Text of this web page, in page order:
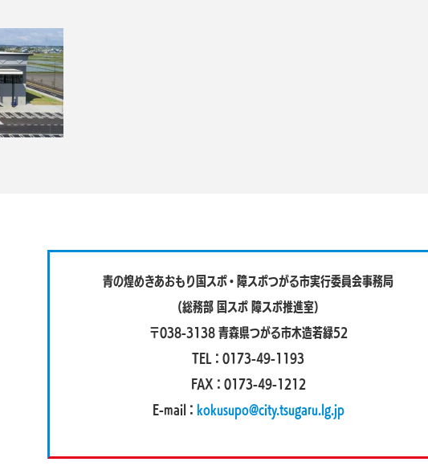
青の煌めきあおもり国スポ・障スポつがる市実行委員会事務局
（総務部 国スポ 障スポ推進室）
〒038-3138 青森県つがる市木造若緑52
TEL：0173-49-1193
FAX：0173-49-1212
E-mail： kokusupo@city.tsugaru.lg.jp